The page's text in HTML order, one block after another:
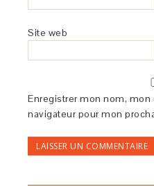
Site web
Enregistrer mon nom,
navigateur pour mon